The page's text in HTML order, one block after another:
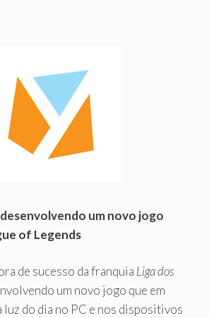
um novo jogo
of Legends
de sucesso da franquia Liga dos
um novo jogo que em
luz do dia no PC e nos dispositivos